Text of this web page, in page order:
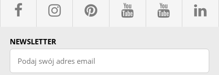
facebook sklepyBELPOL
instagram
pinterestyoutube
NEWSLETTER
Podaj swój adres email